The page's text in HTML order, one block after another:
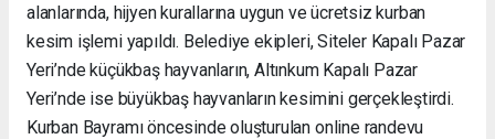
alanlarında, hijyen kurallarına uygun ve ücretsiz kurban
kesim işlemi yapıldı. Belediye ekipleri, Siteler Kapalı Pazar
Yeri’nde küçükbaş hayvanların, Altınkum Kapalı Pazar
Yeri’nde ise büyükbaş hayvanların kesimini gerçekleştirdi.
Kurban Bayramı öncesinde oluşturulan online randevu